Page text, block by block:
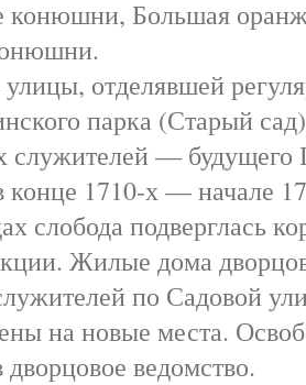
Большая
улицы, отделявшей
парка (Старый
служителей — будущего
конце 1710-х — начале
слобода подверглась
Жилые дома
по Садовой
на новые места.
ведомство.